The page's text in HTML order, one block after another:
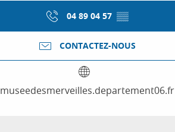
04 89 04 57 ▒▒
CONTACTEZ-NOUS
museedesmerveilles.departement06.fr